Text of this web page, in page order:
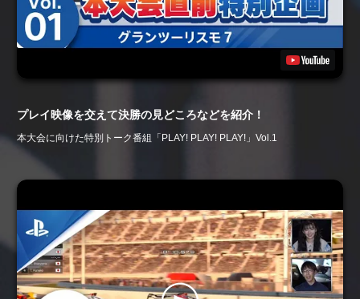
プレイ映像を交えて決勝の見どころなどを紹介！
本大会に向けた特別トーク番組「PLAY! PLAY! PLAY!」Vol.1